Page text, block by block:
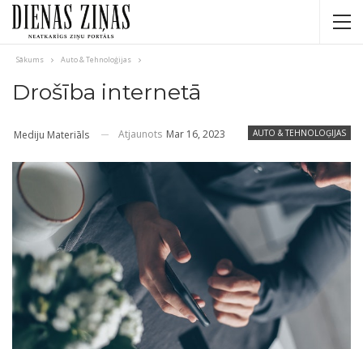
Sākums Auto & Tehnoloģijas
Drošība internetā
AUTO & TEHNOLOĢIJAS
Mediju Materiāls Atjaunots Mar 16, 2023